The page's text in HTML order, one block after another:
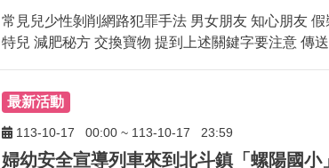
常見兒少性剝削網路犯罪手法 男女朋友 知心朋友
特兒 減肥秘方 交換寶物 提到上述關鍵字要注意 傳
最新活動
113-10-17 00:00~ 113-10-17 23:59